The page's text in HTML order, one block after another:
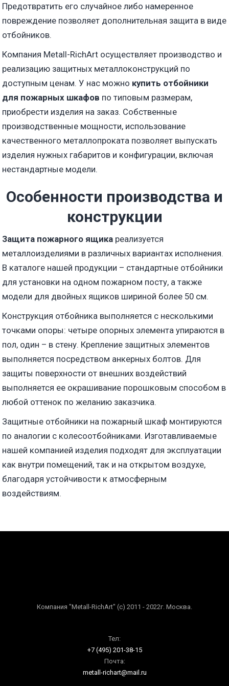
Предотвратить его случайное либо намеренное
повреждение позволяет дополнительная защита в виде
отбойников.
Компания Metall-RichArt осуществляет производство и
реализацию защитных металлоконструкций по
доступным ценам. У нас можно купить отбойники
для пожарных шкафов по типовым размерам,
приобрести изделия на заказ. Собственные
производственные мощности, использование
качественного металлопроката позволяет выпускать
изделия нужных габаритов и конфигурации, включая
нестандартные модели.
Особенности производства и
конструкции
Защита пожарного ящика реализуется
металлоизделиями в различных вариантах исполнения.
В каталоге нашей продукции – стандартные отбойники
для установки на одном пожарном посту, а также
модели для двойных ящиков шириной более 50 см.
Конструкция отбойника выполняется с несколькими
точками опоры: четыре опорных элемента упираются в
пол, один – в стену. Крепление защитных элементов
выполняется посредством анкерных болтов. Для
защиты поверхности от внешних воздействий
выполняется ее окрашивание порошковым способом в
любой оттенок по желанию заказчика.
Защитные отбойники на пожарный шкаф монтируются
по аналогии с колесоотбойниками. Изготавливаемые
нашей компанией изделия подходят для эксплуатации
как внутри помещений, так и на открытом воздухе,
благодаря устойчивости к атмосферным
воздействиям.
Компания "Metall-RichArt" (c) 2011 - 2022г. Москва.
Тел:
+7 (495) 201-38-15
Почта:
metall-richart@mail.ru